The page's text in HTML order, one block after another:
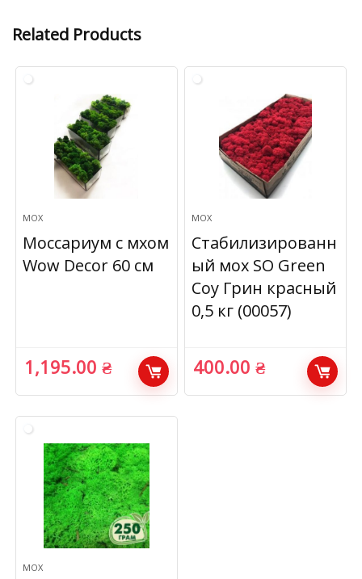
Related Products
МОХ
Моссариум с мхом
Wow Decor 60 см
1,195.00₴
МОХ
Стабилизированн
ый мох SO Green
Соу Грин красный
0,5 кг (00057)
400.00₴
МОХ